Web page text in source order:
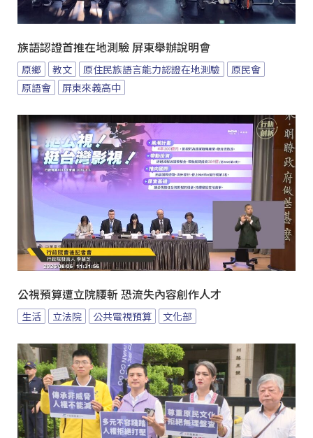
族語認證首推在地測驗 屏東舉辦說明會
原鄉 教文 原住民族語言能力認證在地測驗
原民會
原語會
屏東來義高中
公視預算遭立院腰斬 恐流失內容創作人才
生活 立法院 公共電視預算 文化部